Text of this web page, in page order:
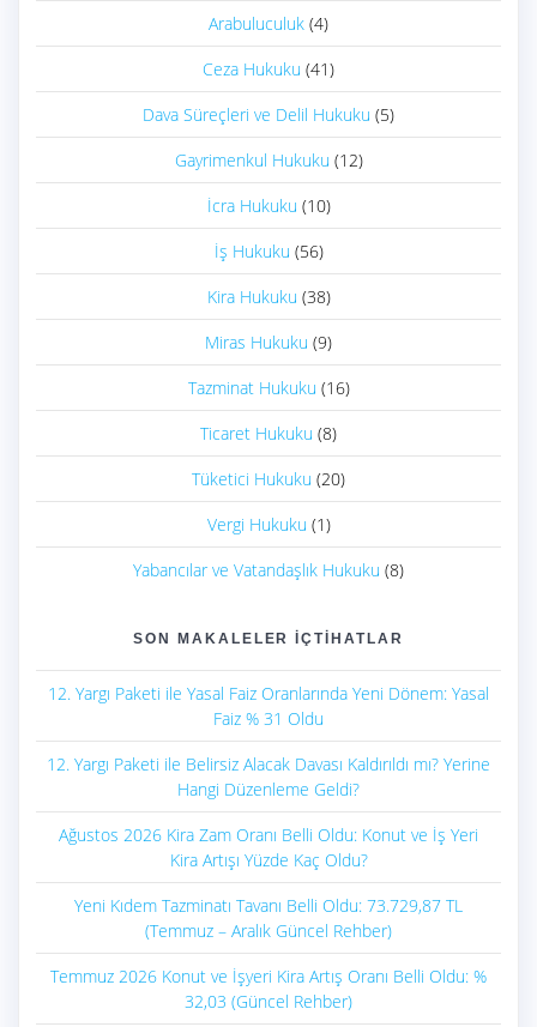
Arabuluculuk (4)
Ceza Hukuku (41)
Dava Süreçleri ve Delil Hukuku (5)
Gayrimenkul Hukuku (12)
İcra Hukuku (10)
İş Hukuku (56)
Kira Hukuku (38)
Miras Hukuku (9)
Tazminat Hukuku (16)
Ticaret Hukuku (8)
Tüketici Hukuku (20)
Vergi Hukuku (1)
Yabancılar ve Vatandaşlık Hukuku (8)
SON MAKALELER İÇTIHATLAR
12. Yargı Paketi ile Yasal Faiz Oranlarında Yeni Dönem: Yasal
Faiz % 31 Oldu
12. Yargı Paketi ile Belirsiz Alacak Davası Kaldırıldı mı? Yerine
Hangi Düzenleme Geldi?
Ağustos 2026 Kira Zam Oranı Belli Oldu: Konut ve İş Yeri
Kira Artışı Yüzde Kaç Oldu?
Yeni Kıdem Tazminatı Tavanı Belli Oldu: 73.729,87 TL
(Temmuz – Aralık Güncel Rehber)
Temmuz 2026 Konut ve İşyeri Kira Artış Oranı Belli Oldu: %
32,03 (Güncel Rehber)